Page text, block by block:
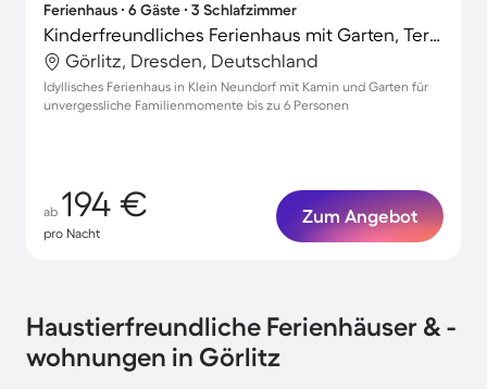
Ferienhaus ∙ 6 Gäste ∙ 3 Schlafzimmer
Kinderfreundliches Ferienhaus mit Garten, Terrasse und Grill | Perfekt für die Arbeit von Zuhause
Görlitz, Dresden, Deutschland
Idyllisches Ferienhaus in Klein Neundorf mit Kamin und Garten für
unvergessliche Familienmomente bis zu 6 Personen
ab 194 €
pro Nacht
Zum Angebot
Haustierfreundliche Ferienhäuser & -
wohnungen in Görlitz